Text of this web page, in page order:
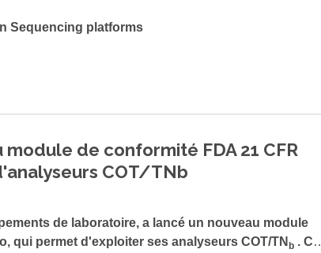
Sequencing platforms
de conformité FDA 21 CFR
COT/TNb
de laboratoire, a lancé un nouveau module
qui permet d'exploiter ses analyseurs COT/TNb . Ce